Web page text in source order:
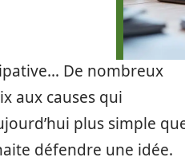
De nombreux
aux causes qui
plus simple
défendre une idée.